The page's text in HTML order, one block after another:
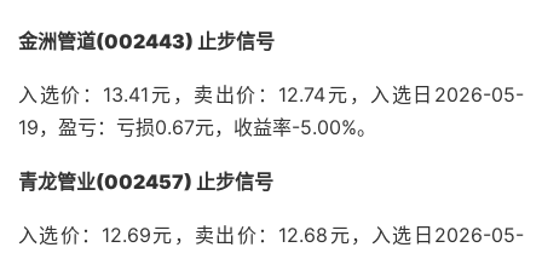
金洲管道(002443) 止步信号
入选价：13.41元，卖出价：12.74元，入选日2026-05-
19，盈亏：亏损0.67元，收益率-5.00%。
青龙管业(002457) 止步信号
入选价：12.69元，卖出价：12.68元，入选日2026-05-